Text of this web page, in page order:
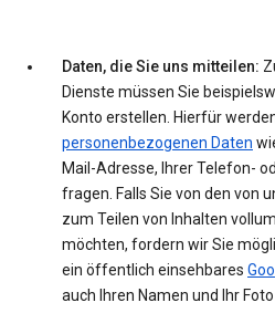
Daten, die Sie uns mitteilen:
Dienste müssen Sie
Konto erstellen. Hierfür
personenbezogenen Daten
Mail-Adresse, Ihrer Telefon-
fragen. Falls Sie von den von
zum Teilen von Inhalten
möchten, fordern wir Sie
ein öffentlich einsehbares
auch Ihren Namen und Ihr